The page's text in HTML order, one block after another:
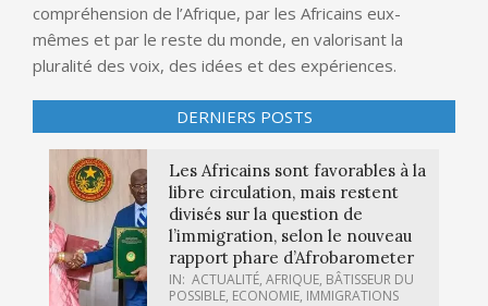
compréhension de l’Afrique, par les Africains eux-
mêmes et par le reste du monde, en valorisant la
pluralité des voix, des idées et des expériences.
DERNIERS POSTS
Les Africains sont favorables à la
libre circulation, mais restent
divisés sur la question de
l’immigration, selon le nouveau
rapport phare d’Afrobarometer
IN: ACTUALITÉ, AFRIQUE, BÂTISSEUR DU
POSSIBLE, ECONOMIE, IMMIGRATIONS